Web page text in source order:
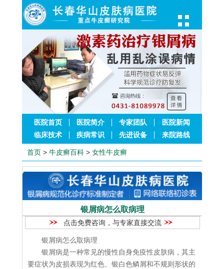
医院首页 医院简介 专家团队
医院新闻
临床技术
疾病常识 先进设备 来院路线
首页 > 牛皮癣百科 > 女性牛皮癣
银屑病怎么取病理
点击免费咨询，与专家直接交流
银屑病怎么取病理
银屑病是一种常见的慢性自身免疫性皮肤病，其主
要症状为皮损表现为红色、银白色鳞屑和不规则形状的